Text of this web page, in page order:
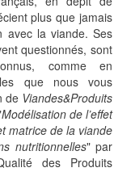
plus que jamais
avec la viande. Ses
questionnés, sont
comme en
que nous vous
de Viandes&Produits
Modélisation de l’effet
matrice de la viande
nutritionnelles" par
des Produits